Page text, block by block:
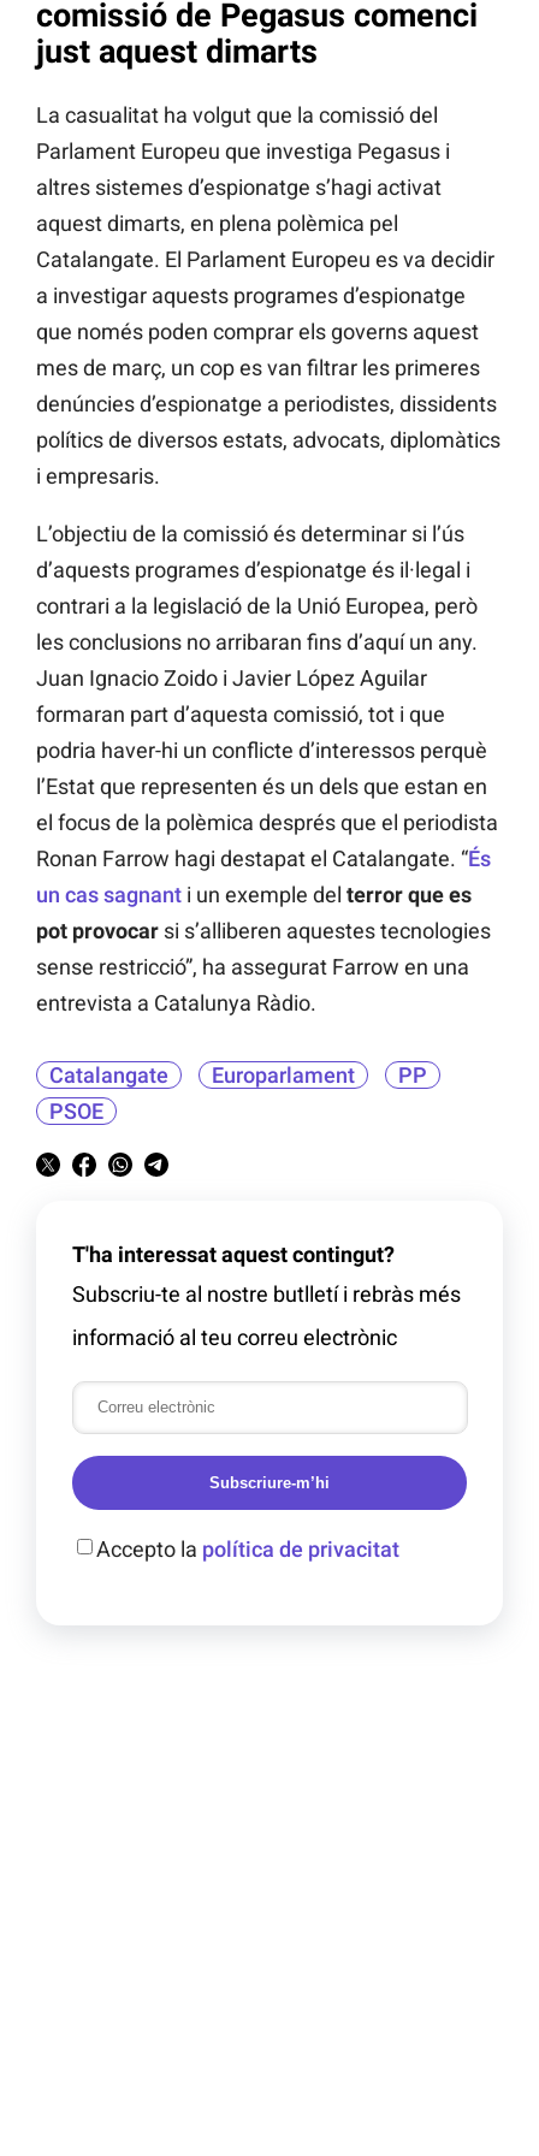
comissió de Pegasus comenci
just aquest dimarts
La casualitat ha volgut que la comissió del
Parlament Europeu que investiga Pegasus i
altres sistemes d’espionatge s’hagi activat
aquest dimarts, en plena polèmica pel
Catalangate. El Parlament Europeu es va decidir
a investigar aquests programes d’espionatge
que només poden comprar els governs aquest
mes de març, un cop es van filtrar les primeres
denúncies d’espionatge a periodistes, dissidents
polítics de diversos estats, advocats, diplomàtics
i empresaris.
L’objectiu de la comissió és determinar si l’ús
d’aquests programes d’espionatge és il·legal i
contrari a la legislació de la Unió Europea, però
les conclusions no arribaran fins d’aquí un any.
Juan Ignacio Zoido i Javier López Aguilar
formaran part d’aquesta comissió, tot i que
podria haver-hi un conflicte d’interessos perquè
l’Estat que representen és un dels que estan en
el focus de la polèmica després que el periodista
Ronan Farrow hagi destapat el Catalangate. “És
un cas sagnant i un exemple del terror que es
pot provocar si s’alliberen aquestes tecnologies
sense restricció”, ha assegurat Farrow en una
entrevista a Catalunya Ràdio.
Catalangate Europarlament
PP
PSOE
T'ha interessat aquest contingut?
Subscriu-te al nostre butlletí i rebràs més
informació al teu correu electrònic
Subscriure-m’hi
Accepto la política de privacitat